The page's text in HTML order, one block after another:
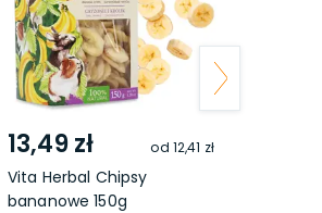
13,49 zł od 12,41 zł
Vita Herbal Chipsy
bananowe 150g